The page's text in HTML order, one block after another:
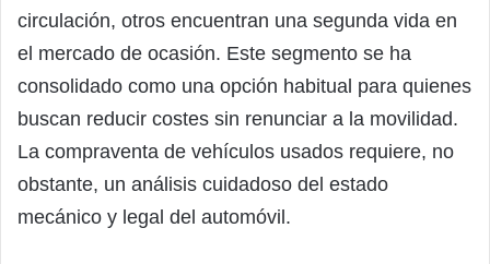
circulación, otros encuentran una segunda vida en
el mercado de ocasión. Este segmento se ha
consolidado como una opción habitual para quienes
buscan reducir costes sin renunciar a la movilidad.
La compraventa de vehículos usados requiere, no
obstante, un análisis cuidadoso del estado
mecánico y legal del automóvil.